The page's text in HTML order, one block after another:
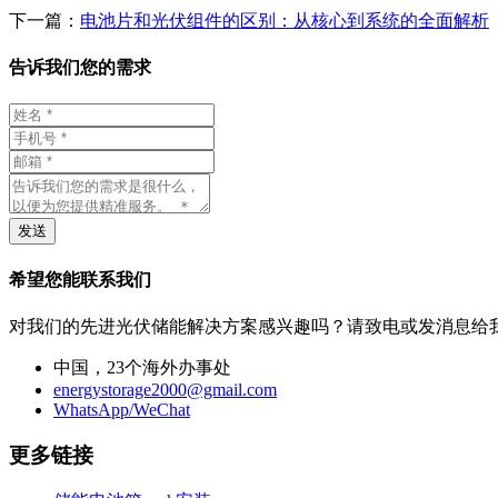
下一篇： 电池片和光伏组件的区别：从核心到系统的全面解析
告诉我们您的需求
发送
希望您能联系我们
对我们的先进光伏储能解决方案感兴趣吗？请致电或发消息给
中国，23个海外办事处
energystorage2000@gmail.com
WhatsApp/WeChat
更多链接